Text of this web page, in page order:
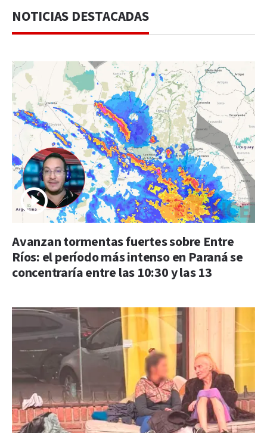
NOTICIAS DESTACADAS
Avanzan tormentas fuertes sobre Entre
Ríos: el período más intenso en Paraná se
concentraría entre las 10:30 y las 13